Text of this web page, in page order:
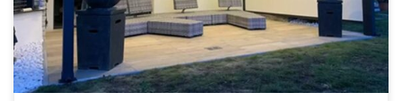
fırtınaya döndüğünde tenteyi otomatik kapatan rüzgar sensörü ya
da yağmur […]